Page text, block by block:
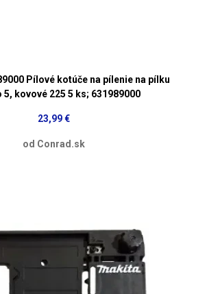
Pílové kotúče na pílenie na pílku
5, kovové 225 5 ks; 631989000
23,99 €
od Conrad.sk